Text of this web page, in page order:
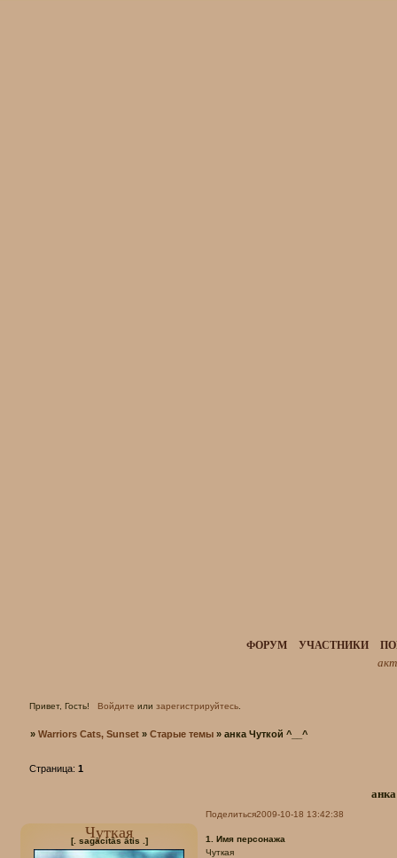
ФОРУМ УЧАСТНИКИ
Привет, Гость! Войдите или зарегистрируйтесь.
»Warriors Cats, Sunset »Старые темы »анка Чуткой ^__^
Страница:1
Поделиться2009-10-18 13:42:38
Чуткая
[. sagācitās ātis .]
1. Имя персонажа
Чуткая